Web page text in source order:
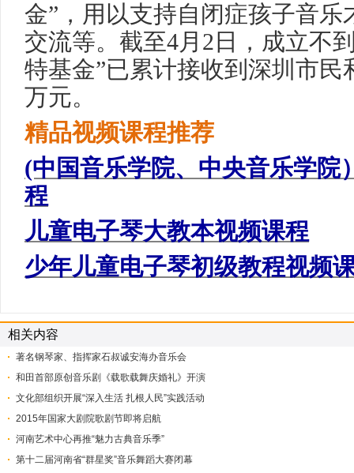
金”，用以支持自闭症孩子音乐
交流等。截至4月2日，成立不
特基金”已累计接收到深圳市民
万元。
精品视频课程推荐
(中国音乐学院、中央音乐学院
程
儿童电子琴大教本视频课程
少年儿童电子琴初级教程视频
相关内容
著名钢琴家、指挥家石叔诚安海办音乐会
和田首部原创音乐剧《载歌载舞庆婚礼》开演
文化部组织开展“深入生活 扎根人民”实践活动
2015年国家大剧院歌剧节即将启航
河南艺术中心再推“魅力古典音乐季”
第十二届河南省“群星奖”音乐舞蹈大赛闭幕